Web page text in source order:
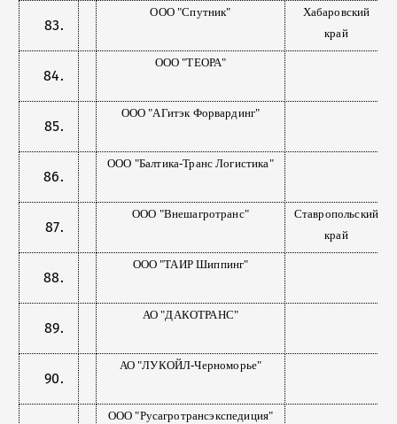
ООО "Спутник"
Хабаровский
край
ООО "ТЕОРА"
ООО "АГитэк Форвардинг"
ООО "Балтика-Транс Логистика"
ООО "Внешагротранс"
Ставропольский
край
ООО "ТАИР Шиппинг"
АО "ДАКОТРАНС"
АО "ЛУКОЙЛ-Черноморье"
ООО "Русагротрансэкспедиция"